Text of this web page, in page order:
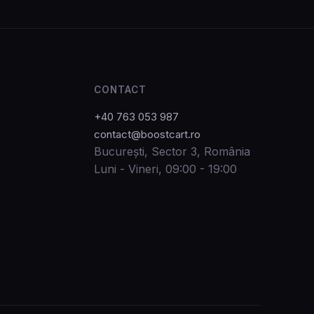
CONTACT
+40 763 053 987
contact@boostcart.ro
București, Sector 3, România
Luni - Vineri, 09:00 - 19:00